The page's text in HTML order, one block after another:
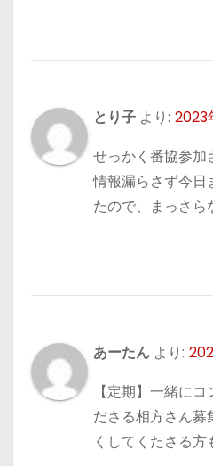
とり子 より: 2023
せっかく番協参加
情報漏らさず今日
たので、まっさら
あーたん より:
【定期】一緒に
ださる相方さん
くしてくたさる方